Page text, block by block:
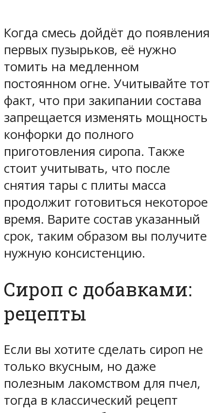
Когда смесь дойдёт до появления
первых пузырьков, её нужно
томить на медленном
постоянном огне. Учитывайте тот
факт, что при закипании состава
запрещается изменять мощность
конфорки до полного
приготовления сиропа. Также
стоит учитывать, что после
снятия тары с плиты масса
продолжит готовиться некоторое
время. Варите состав указанный
срок, таким образом вы получите
нужную консистенцию.
Сироп с добавками:
рецепты
Если вы хотите сделать сироп не
только вкусным, но даже
полезным лакомством для пчел,
тогда в классический рецепт